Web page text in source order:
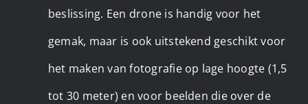
beslissing. Een drone is handig voor het
gemak, maar is ook uitstekend geschikt voor
het maken van fotografie op lage hoogte (1,5
tot 30 meter) en voor beelden die over de